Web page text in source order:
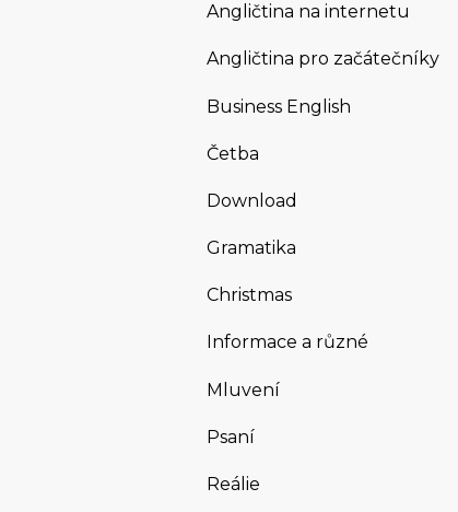
Angličtina na internetu
Angličtina pro začátečníky
Business English
Četba
Download
Gramatika
Christmas
Informace a různé
Mluvení
Psaní
Reálie